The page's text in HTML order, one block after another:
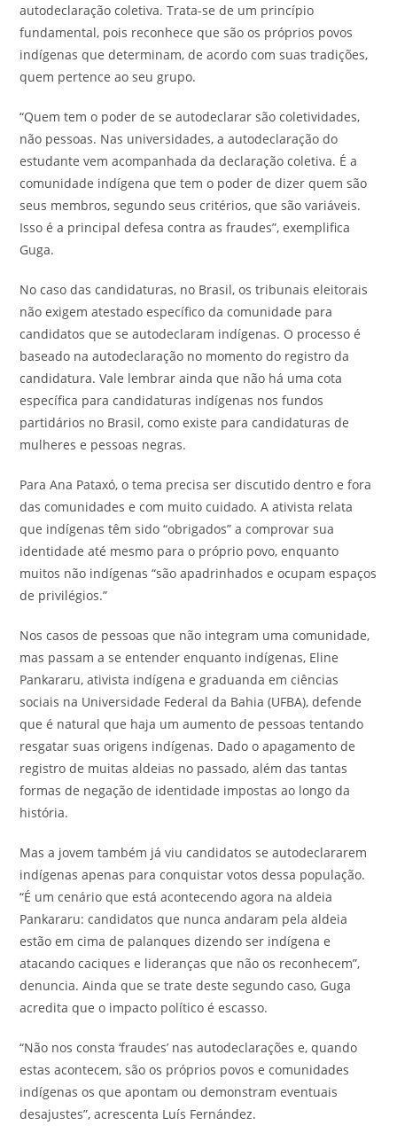
autodeclaração coletiva. Trata-se de um princípio
fundamental, pois reconhece que são os próprios povos
indígenas que determinam, de acordo com suas tradições,
quem pertence ao seu grupo.
“Quem tem o poder de se autodeclarar são coletividades,
não pessoas. Nas universidades, a autodeclaração do
estudante vem acompanhada da declaração coletiva. É a
comunidade indígena que tem o poder de dizer quem são
seus membros, segundo seus critérios, que são variáveis.
Isso é a principal defesa contra as fraudes”, exemplifica
Guga.
No caso das candidaturas, no Brasil, os tribunais eleitorais
não exigem atestado específico da comunidade para
candidatos que se autodeclaram indígenas. O processo é
baseado na autodeclaração no momento do registro da
candidatura. Vale lembrar ainda que não há uma cota
específica para candidaturas indígenas nos fundos
partidários no Brasil, como existe para candidaturas de
mulheres e pessoas negras.
Para Ana Pataxó, o tema precisa ser discutido dentro e fora
das comunidades e com muito cuidado. A ativista relata
que indígenas têm sido “obrigados” a comprovar sua
identidade até mesmo para o próprio povo, enquanto
muitos não indígenas “são apadrinhados e ocupam espaços
de privilégios.”
Nos casos de pessoas que não integram uma comunidade,
mas passam a se entender enquanto indígenas, Eline
Pankararu, ativista indígena e graduanda em ciências
sociais na Universidade Federal da Bahia (UFBA), defende
que é natural que haja um aumento de pessoas tentando
resgatar suas origens indígenas. Dado o apagamento de
registro de muitas aldeias no passado, além das tantas
formas de negação de identidade impostas ao longo da
história.
Mas a jovem também já viu candidatos se autodeclararem
indígenas apenas para conquistar votos dessa população.
“É um cenário que está acontecendo agora na aldeia
Pankararu: candidatos que nunca andaram pela aldeia
estão em cima de palanques dizendo ser indígena e
atacando caciques e lideranças que não os reconhecem”,
denuncia. Ainda que se trate deste segundo caso, Guga
acredita que o impacto político é escasso.
“Não nos consta ‘fraudes’ nas autodeclarações e, quando
estas acontecem, são os próprios povos e comunidades
indígenas os que apontam ou demonstram eventuais
desajustes”, acrescenta Luís Fernández.